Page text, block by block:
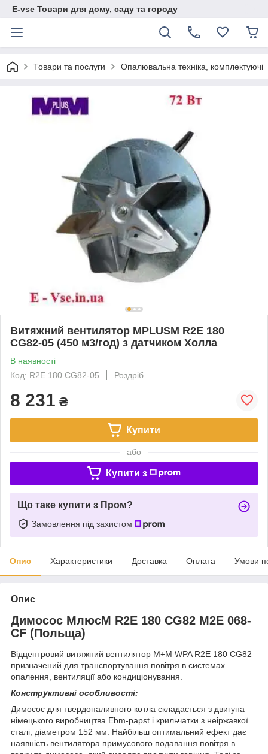
E-vse Товари для дому, саду та городу
Товари та послуги Опалювальна техніка, комплектуючі
Витяжний вентилятор MPLUSM R2E 180
CG82-05 (450 м3/год) з датчиком Холла
В наявності
Код: R2E 180 CG82-05
Роздріб
8 231 ₴
Купити
або
Купити з
Що таке купити з Пром?
Замовлення під захистом
Опис Характеристики Доставка Оплата Умови
Опис
Димосос МлюсМ R2E 180 CG82 M2E 068-
CF (Польща)
Відцентровий витяжний вентилятор М+М WPA R2E 180 CG82
призначений для транспортування повітря в системах
опалення, вентиляції або кондиціонування.
Конструктивні особливості:
Димосос для твердопаливного котла складається з двигуна
німецького виробництва Ebm-papst і крильчатки з неіржавкої
сталі, діаметром 152 мм. Найбільш оптимальний ефект дає
наявність вентилятора примусового подавання повітря в